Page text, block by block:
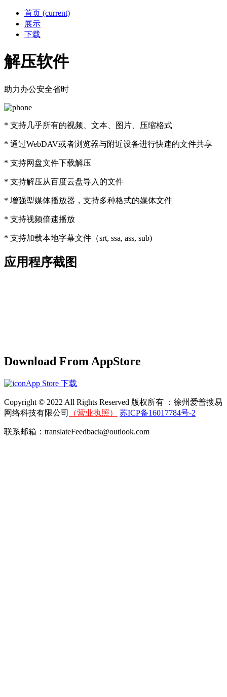
首页 (current)
展示
下载
解压软件
助力办公安全省时
* 支持几乎所有的视频、文本、图片、压缩格式
* 通过WebDAV或者浏览器与附近设备进行快速的文件共享
* 支持网盘文件下载解压
* 支持解压从百度云盘导入的文件
* 增强型媒体播放器，支持多种格式的媒体文件
* 支持视频倍速播放
* 支持加载本地字幕文件（srt, ssa, ass, sub)
应用程序截图
Download From AppStore
App Store 下载
Copyright © 2022 All Rights Reserved 版权所有 ：徐州爱普搜易
网络科技有限公司
（营业执照） 苏ICP备16017784号-2
联系邮箱：translateFeedback@outlook.com